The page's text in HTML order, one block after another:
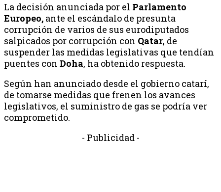
La decisión anunciada por el Parlamento
Europeo, ante el escándalo de presunta
corrupción de varios de sus eurodiputados
salpicados por corrupción con Qatar, de
suspender las medidas legislativas que tendían
puentes con Doha, ha obtenido respuesta.
Según han anunciado desde el gobierno catarí,
de tomarse medidas que frenen los avances
legislativos, el suministro de gas se podría ver
comprometido.
- Publicidad -